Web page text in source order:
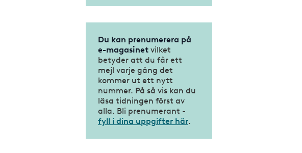
Du kan prenumerera på
e-magasinetvilket
betyder att du får ett
mejl varje gång det
kommer ut ett nytt
nummer. På så vis kan du
läsa tidningen först av
alla. Bli prenumerant -
fyll i dina uppgifter här.